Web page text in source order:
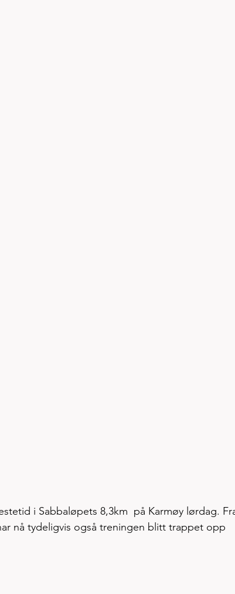
i Sabbaløpets 8,3km  på Karmøy lørdag.
nå tydeligvis også treningen blitt trappet opp